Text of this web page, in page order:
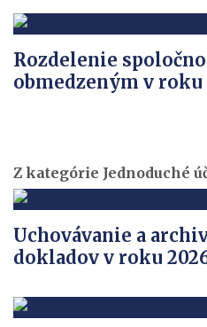
Rozdelenie
obmedzeným v roku
Z kategórie Jednoduché
Uchovávanie a
dokladov v roku